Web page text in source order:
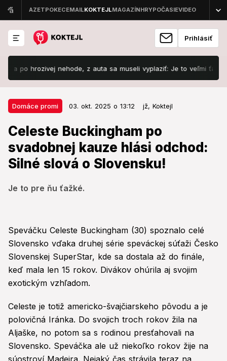
Prihlásiť
hrozivej nehode, z auta sa museli vyplaziť: Je to veľmi ťažké!
Domáce promi 03. okt. 2025 o 13:12 jž, Koktejl
Celeste Buckingham po
svadobnej kauze hlási odchod:
Silné slová o Slovensku!
Je to pre ňu ťažké.
Domáce promi 03. okt. 2025 o 13:12
Celeste Buckingham po
svadobnej kauze hlási odchod:
Silné slová o Slovensku!
Speváčku Celeste Buckingham (30) spoznalo celé
Slovensko vďaka druhej série speváckej súťaži Česko
Slovenskej SuperStar, kde sa dostala až do finále,
keď mala len 15 rokov. Divákov ohúrila aj svojim
exotickým vzhľadom.
Celeste je totiž americko-švajčiarskeho pôvodu a je
polovičná Iránka. Do svojich troch rokov žila na
Aljaške, no potom sa s rodinou presťahovali na
Slovensko. Speváčka ale už niekoľko rokov žije na
súostroví Madeira. Nejaký čas strávila teraz na